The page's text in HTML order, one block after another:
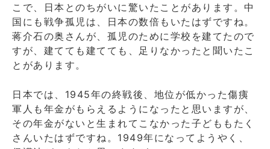
こで、日本とのちがいに驚いたことがあります。中
国にも戦争孤児は、日本の数倍もいたはずですね。
蒋介石の奥さんが、孤児のために学校を建てたので
すが、建てても建てても、足りなかったと聞いたこ
とがあります。
日本では、1945年の終戦後、地位が低かった傷痍
軍人も年金がもらえるようになったと思いますが、
その年金がないと生まれてこなかった子どももたく
さんいたはずですね。1949年になってようやく、